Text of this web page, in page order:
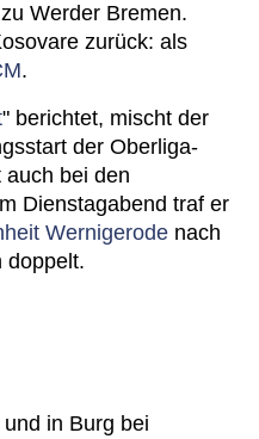
Werder Bremen.
zurück: als
.
" berichtet, mischt der
der Oberliga-
auch bei den
Dienstagabend traf er
Wernigerode nach
doppelt.
in Burg bei